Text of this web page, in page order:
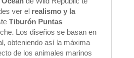
ver el realismo y la
Tiburón Puntas
Los diseños se basan en
obteniendo así la máxima
de los animales marinos